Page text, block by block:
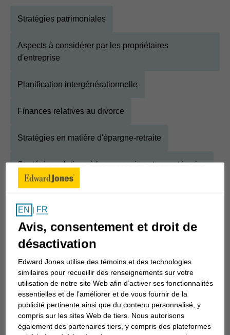
Stratégies patrimoniales
Aspects à considérer par les propriétaires
d'entreprise
Planification intergénérationnelle
Finances relatives au divorce
Stratégies en matière d'épargne-retraite
Stratégies relatives à la succession et au patrimoine
À propos
Afficher la biographie complète
En grandissant, j’ai appris grâce à mon père la
où j’ai obtenu mon diplôme universitaire, mon père
m’a posé la question la plus difficile : « Et
maintenant, quoi? ».
Je savais que j’avais plusieurs passions, mais je
EN | FR
Avis, consentement et droit de
désactivation
Edward Jones utilise des témoins et des technologies
similaires pour recueillir des renseignements sur votre
utilisation de notre site Web afin d’activer ses fonctionnalités
essentielles et de l’améliorer et de vous fournir de la
publicité pertinente ainsi que du contenu personnalisé, y
compris sur les sites Web de tiers. Nous autorisons
également des partenaires tiers, y compris des plateformes